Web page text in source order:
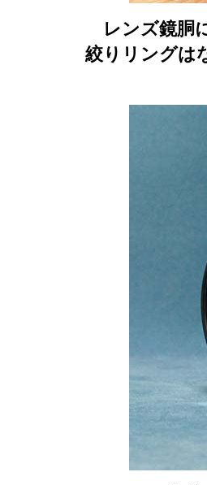
レンズ鏡胴
絞りリングは